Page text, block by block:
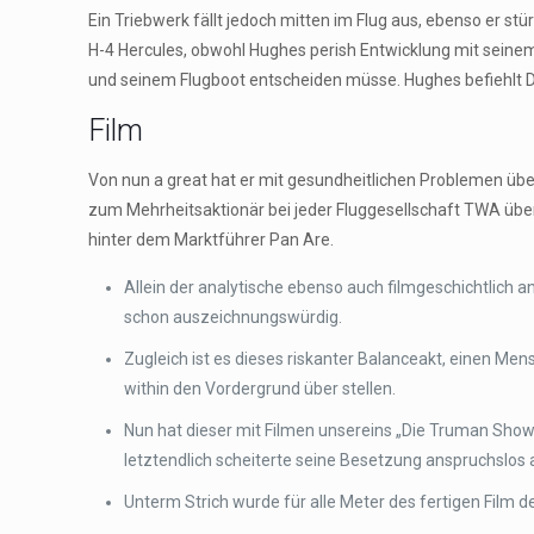
Ein Triebwerk fällt jedoch mitten im Flug aus, ebenso er
H-4 Hercules, obwohl Hughes perish Entwicklung mit
und seinem Flugboot entscheiden müsse. Hughes
Film
Von nun a great hat er mit gesundheitlichen Problemen
zum Mehrheitsaktionär bei jeder Fluggesellschaft TWA
hinter dem Marktführer Pan Are.
Allein der analytische ebenso auch filmgeschichtlich
schon auszeichnungswürdig.
Zugleich ist es dieses riskanter Balanceakt, einen
within den Vordergrund über stellen.
Nun hat dieser mit Filmen unsereins „Die Truman
letztendlich scheiterte seine Besetzung anspruchslos
Unterm Strich wurde für alle Meter des fertigen Film